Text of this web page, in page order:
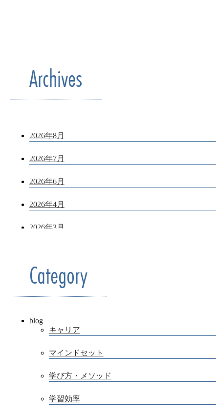
Archives
2026年8月
2026年7月
2026年6月
2026年4月
2026年3月
2024年7月
2024年4月
2023年7月
Category
blog
キャリア
マインドセット
学び方・メソッド
学習効率